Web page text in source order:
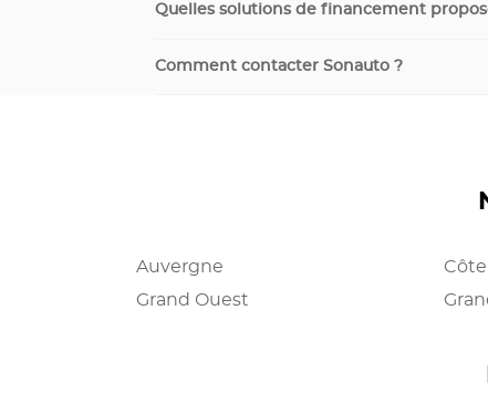
Quelles solutions de financement
Comment contacter Sonauto ?
Auvergne
Grand Ouest